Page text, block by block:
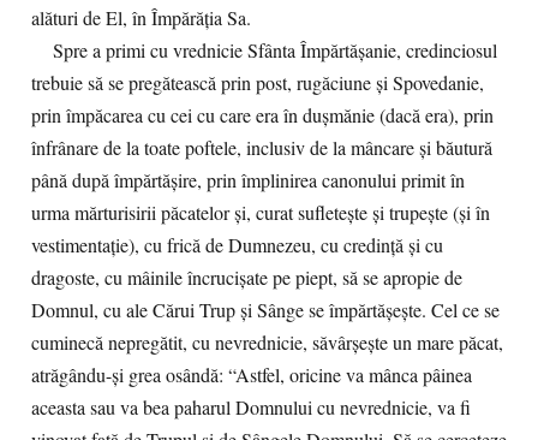
alături de El, în Împărăţia Sa.
Spre a primi cu vrednicie Sfânta Împărtăşanie, credinciosul
trebuie să se pregătească prin post, rugăciune şi Spovedanie,
prin împăcarea cu cei cu care era în duşmănie (dacă era), prin
înfrânare de la toate poftele, inclusiv de la mâncare şi băutură
până după împărtăşire, prin împlinirea canonului primit în
urma mărturisirii păcatelor şi, curat sufleteşte şi trupeşte (şi în
vestimentaţie), cu frică de Dumnezeu, cu credinţă şi cu
dragoste, cu mâinile încrucişate pe piept, să se apropie de
Domnul, cu ale Cărui Trup şi Sânge se împărtăşeşte. Cel ce se
cuminecă nepregătit, cu nevrednicie, săvârşeşte un mare păcat,
atrăgându-şi grea osândă: “Astfel, oricine va mânca pâinea
aceasta sau va bea paharul Domnului cu nevrednicie, va fi